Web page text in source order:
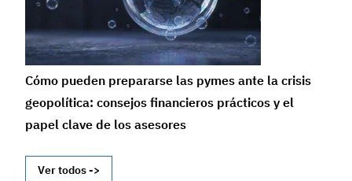
Cómo pueden prepararse las pymes ante la crisis
geopolítica: consejos financieros prácticos y el
papel clave de los asesores
Ver todos ->